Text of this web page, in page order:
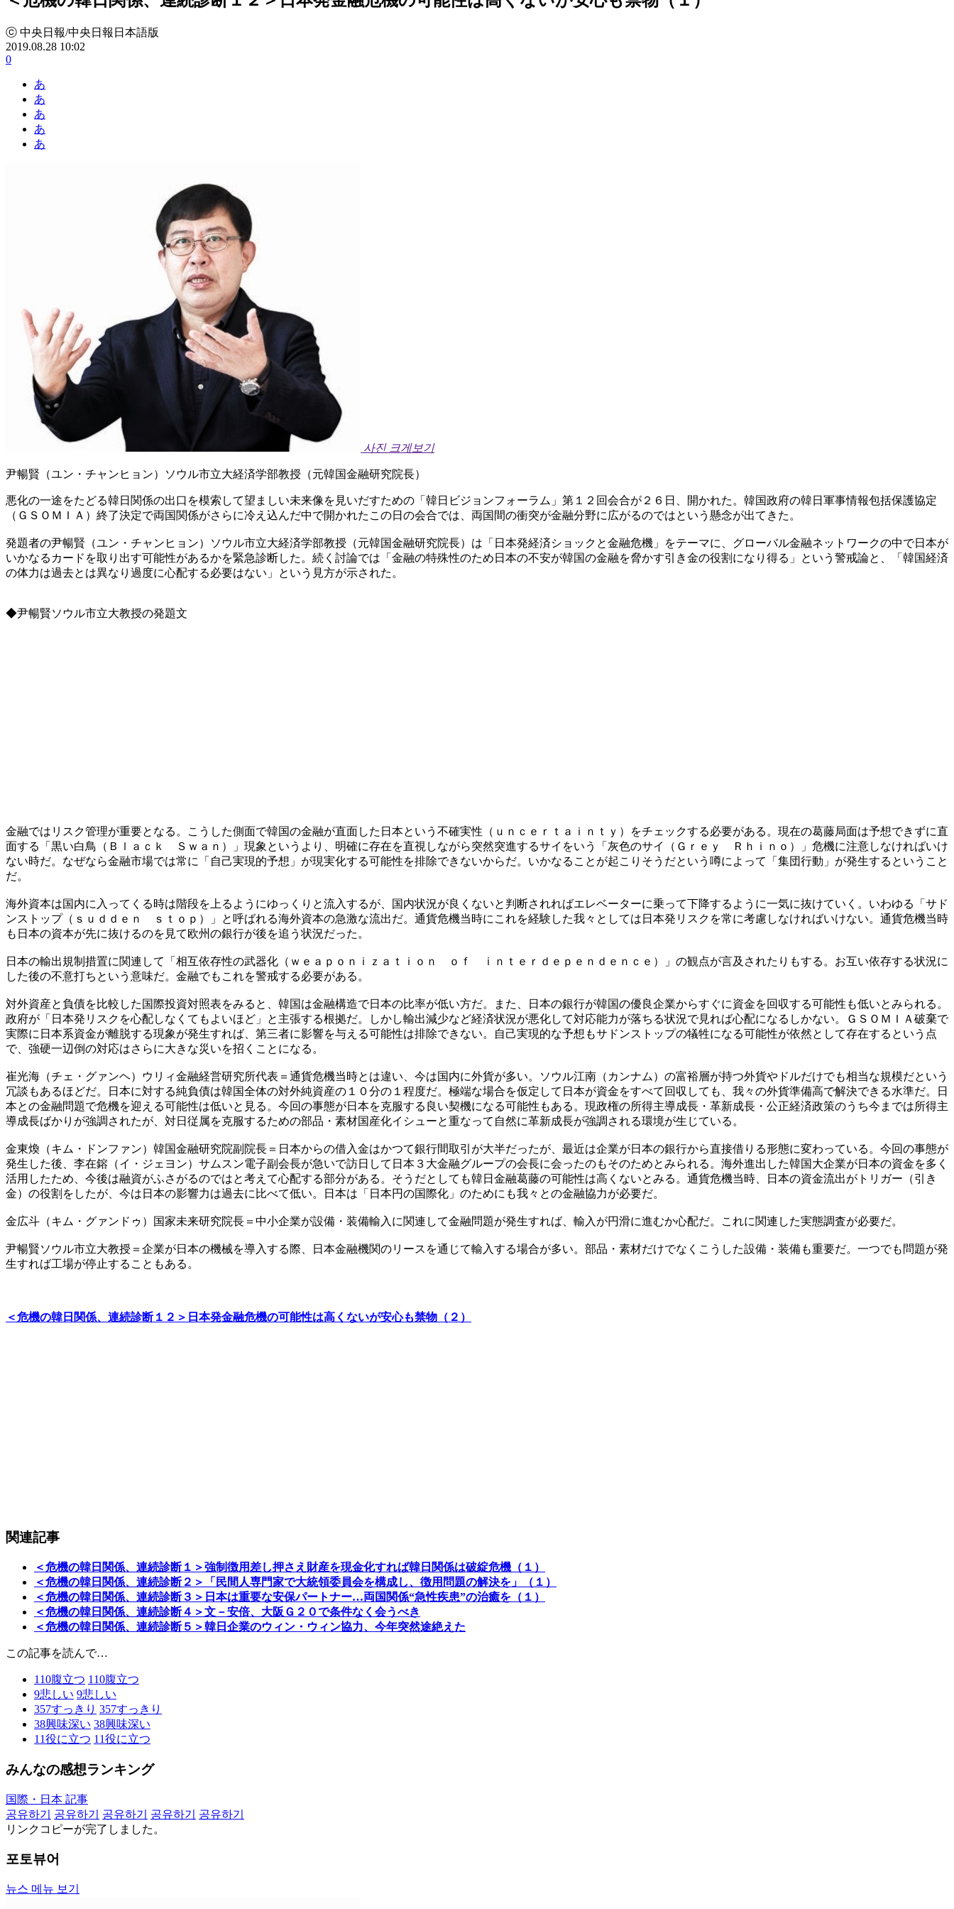
ⓒ 中央日報/中央日報日本語版
2019.08.28 10:02
0
あ
あ
あ
あ
あ
사진 크게보기
尹暢賢（ユン・チャンヒョン）ソウル市立大経済学部教授（元韓国金融研究院長）
悪化の一途をたどる韓日関係の出口を模索して望ましい未来像を見いだすための「韓日ビジョンフォーラム」第１２回会合が２６日、開かれた。韓国政府の韓日軍事情報包括保護協定
（ＧＳＯＭＩＡ）終了決定で両国関係がさらに冷え込んだ中で開かれたこの日の会合では、両国間の衝突が金融分野に広がるのではという懸念が出てきた。
発題者の尹暢賢（ユン・チャンヒョン）ソウル市立大経済学部教授（元韓国金融研究院長）は「日本発経済ショックと金融危機」をテーマに、グローバル金融ネットワークの中で日本が
いかなるカードを取り出す可能性があるかを緊急診断した。続く討論では「金融の特殊性のため日本の不安が韓国の金融を脅かす引き金の役割になり得る」という警戒論と、「韓国経済
の体力は過去とは異なり過度に心配する必要はない」という見方が示された。
◆尹暢賢ソウル市立大教授の発題文
金融ではリスク管理が重要となる。こうした側面で韓国の金融が直面した日本という不確実性（ｕｎｃｅｒｔａｉｎｔｙ）をチェックする必要がある。現在の葛藤局面は予想できずに直
面する「黒い白鳥（Ｂｌａｃｋ Ｓｗａｎ）」現象というより、明確に存在を直視しながら突然突進するサイをいう「灰色のサイ（Ｇｒｅｙ Ｒｈｉｎｏ）」危機に注意しなければいけ
ない時だ。なぜなら金融市場では常に「自己実現的予想」が現実化する可能性を排除できないからだ。いかなることが起こりそうだという噂によって「集団行動」が発生するということ
だ。
海外資本は国内に入ってくる時は階段を上るようにゆっくりと流入するが、国内状況が良くないと判断されればエレベーターに乗って下降するように一気に抜けていく。いわゆる「サド
ンストップ（ｓｕｄｄｅｎ ｓｔｏｐ）」と呼ばれる海外資本の急激な流出だ。通貨危機当時にこれを経験した我々としては日本発リスクを常に考慮しなければいけない。通貨危機当時
も日本の資本が先に抜けるのを見て欧州の銀行が後を追う状況だった。
日本の輸出規制措置に関連して「相互依存性の武器化（ｗｅａｐｏｎｉｚａｔｉｏｎ ｏｆ ｉｎｔｅｒｄｅｐｅｎｄｅｎｃｅ）」の観点が言及されたりもする。お互い依存する状況に
した後の不意打ちという意味だ。金融でもこれを警戒する必要がある。
対外資産と負債を比較した国際投資対照表をみると、韓国は金融構造で日本の比率が低い方だ。また、日本の銀行が韓国の優良企業からすぐに資金を回収する可能性も低いとみられる。
政府が「日本発リスクを心配しなくてもよいほど」と主張する根拠だ。しかし輸出減少など経済状況が悪化して対応能力が落ちる状況で見れば心配になるしかない。ＧＳＯＭＩＡ破棄で
実際に日本系資金が離脱する現象が発生すれば、第三者に影響を与える可能性は排除できない。自己実現的な予想もサドンストップの犠牲になる可能性が依然として存在するという点
で、強硬一辺倒の対応はさらに大きな災いを招くことになる。
崔光海（チェ・グァンヘ）ウリィ金融経営研究所代表＝通貨危機当時とは違い、今は国内に外貨が多い。ソウル江南（カンナム）の富裕層が持つ外貨やドルだけでも相当な規模だという
冗談もあるほどだ。日本に対する純負債は韓国全体の対外純資産の１０分の１程度だ。極端な場合を仮定して日本が資金をすべて回収しても、我々の外貨準備高で解決できる水準だ。日
本との金融問題で危機を迎える可能性は低いと見る。今回の事態が日本を克服する良い契機になる可能性もある。現政権の所得主導成長・革新成長・公正経済政策のうち今までは所得主
導成長ばかりが強調されたが、対日従属を克服するための部品・素材国産化イシューと重なって自然に革新成長が強調される環境が生じている。
金東煥（キム・ドンファン）韓国金融研究院副院長＝日本からの借入金はかつて銀行間取引が大半だったが、最近は企業が日本の銀行から直接借りる形態に変わっている。今回の事態が
発生した後、李在鎔（イ・ジェヨン）サムスン電子副会長が急いで訪日して日本３大金融グループの会長に会ったのもそのためとみられる。海外進出した韓国大企業が日本の資金を多く
活用したため、今後は融資がふさがるのではと考えて心配する部分がある。そうだとしても韓日金融葛藤の可能性は高くないとみる。通貨危機当時、日本の資金流出がトリガー（引き
金）の役割をしたが、今は日本の影響力は過去に比べて低い。日本は「日本円の国際化」のためにも我々との金融協力が必要だ。
金広斗（キム・グァンドゥ）国家未来研究院長＝中小企業が設備・装備輸入に関連して金融問題が発生すれば、輸入が円滑に進むか心配だ。これに関連した実態調査が必要だ。
尹暢賢ソウル市立大教授＝企業が日本の機械を導入する際、日本金融機関のリースを通じて輸入する場合が多い。部品・素材だけでなくこうした設備・装備も重要だ。一つでも問題が発
生すれば工場が停止することもある。
＜危機の韓日関係、連続診断１２＞日本発金融危機の可能性は高くないが安心も禁物（２）
関連記事
＜危機の韓日関係、連続診断１＞強制徴用差し押さえ財産を現金化すれば韓日関係は破綻危機（１）
＜危機の韓日関係、連続診断２＞「民間人専門家で大統領委員会を構成し、徴用問題の解決を」（１）
＜危機の韓日関係、連続診断３＞日本は重要な安保パートナー…両国関係“急性疾患”の治癒を（１）
＜危機の韓日関係、連続診断４＞文－安倍、大阪Ｇ２０で条件なく会うべき
＜危機の韓日関係、連続診断５＞韓日企業のウィン・ウィン協力、今年突然途絶えた
この記事を読んで…
110腹立つ 110腹立つ
9悲しい 9悲しい
357すっきり 357すっきり
38興味深い 38興味深い
11役に立つ 11役に立つ
みんなの感想ランキング
国際・日本 記事
공유하기
공유하기 공유하기 공유하기
공유하기
リンクコピーが完了しました。
포토뷰어
뉴스 메뉴 보기